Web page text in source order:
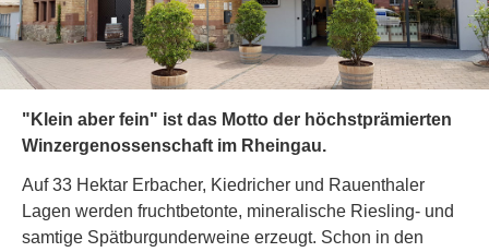
"Klein aber fein" ist das Motto der höchstprämierten
Winzergenossenschaft im Rheingau.
Auf 33 Hektar Erbacher, Kiedricher und Rauenthaler
Lagen werden fruchtbetonte, mineralische Riesling- und
samtige Spätburgunderweine erzeugt. Schon in den